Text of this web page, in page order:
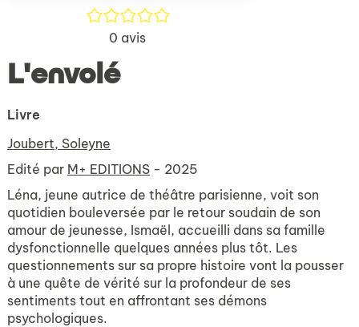
/5
0 avis
L'envolé
Livre
Joubert, Soleyne
Edité par M+ EDITIONS - 2025
Léna, jeune autrice de théâtre parisienne, voit son
quotidien bouleversée par le retour soudain de son
amour de jeunesse, Ismaël, accueilli dans sa famille
dysfonctionnelle quelques années plus tôt. Les
questionnements sur sa propre histoire vont la pousser
à une quête de vérité sur la profondeur de ses
sentiments tout en affrontant ses démons
psychologiques.